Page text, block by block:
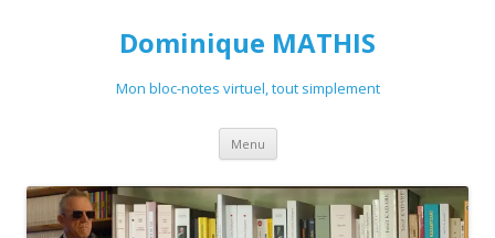
Dominique MATHIS
Mon bloc-notes virtuel, tout simplement
Menu Aller
contenu